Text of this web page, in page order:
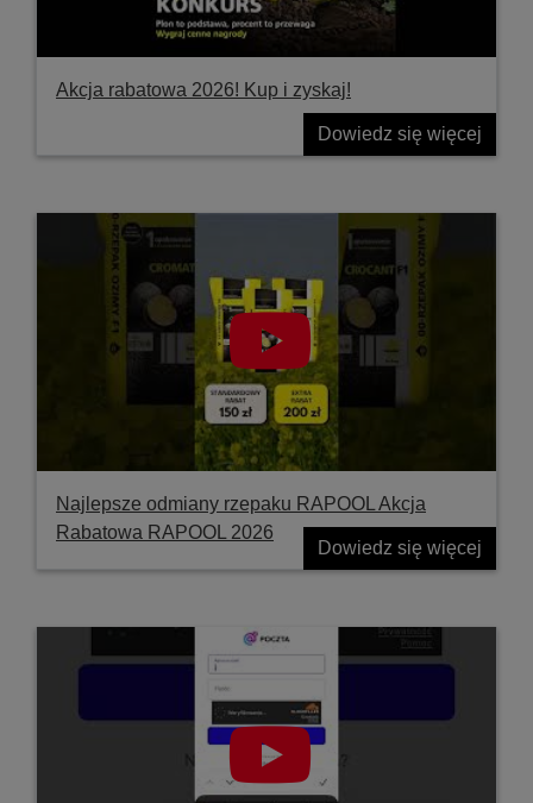
Akcja rabatowa 2026! Kup i zyskaj!
Dowiedz się więcej
Najlepsze odmiany rzepaku RAPOOL Akcja
Rabatowa RAPOOL 2026
Dowiedz się więcej